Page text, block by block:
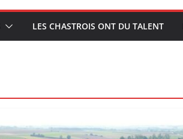
LES CHASTROIS ONT DU TALENT